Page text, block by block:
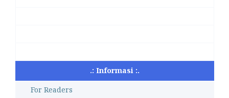
.: Informasi :.
For Readers